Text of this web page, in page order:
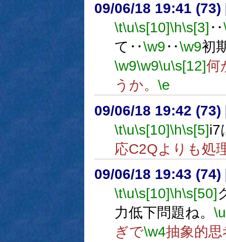
09/06/18 19:41 (73)
\t\u\s[10]\h\s[3] ‥
て‥\w9‥\w9初
\w9\w9\u\s[12]何
うか。 \e
09/06/18 19:42 (73)
\t\u\s[10]\h\s[5]i7
応C2Qよりも処
09/06/18 19:43 (74)
\t\u\s[10]\h\s[50]
力低下問題ね。 \u
ぎで\w4抽象的